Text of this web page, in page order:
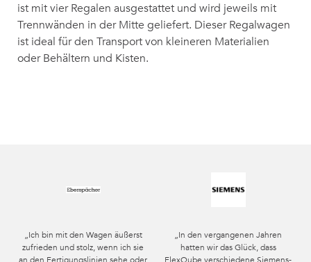
ist mit vier Regalen ausgestattet und wird jeweils mit
Trennwänden in der Mitte geliefert. Dieser Regalwagen
ist ideal für den Transport von kleineren Materialien
oder Behältern und Kisten.
„Ich bin mit den Wagen äußerst
zufrieden und stolz, wenn ich sie
„In den vergangenen Jahren
hatten wir das Glück, dass